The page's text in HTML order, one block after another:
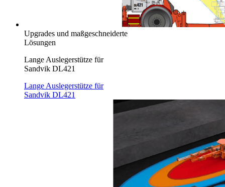
Upgrades und maßgeschneiderte
Lösungen
Lange Auslegerstütze für
Sandvik DL421
Lange Auslegerstütze für
Sandvik DL421